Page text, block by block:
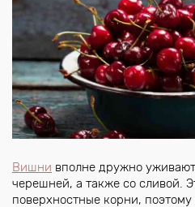
Вишни вполне дружно
черешней, а также со сливой.
поверхностные корни,